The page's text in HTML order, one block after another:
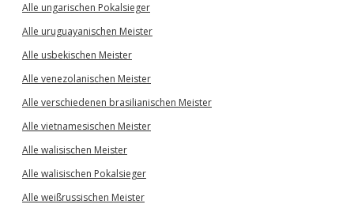
Alle ungarischen Pokalsieger
Alle uruguayanischen Meister
Alle usbekischen Meister
Alle venezolanischen Meister
Alle verschiedenen brasilianischen Meister
Alle vietnamesischen Meister
Alle walisischen Meister
Alle walisischen Pokalsieger
Alle weißrussischen Meister